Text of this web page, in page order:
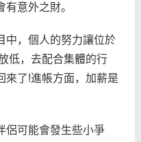
意外之財。
中，個人的努力讓位於
低，去配合集體的行
來了!進帳方面，加薪是
侶可能會發生些小爭